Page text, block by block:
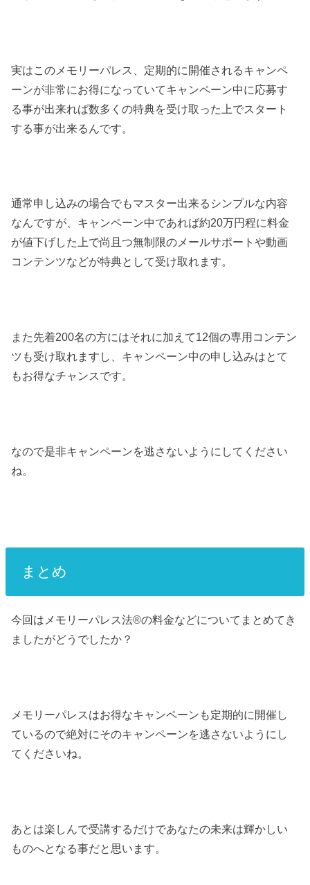
実はこのメモリーパレス、定期的に開催されるキャンペ
ーンが非常にお得になっていてキャンペーン中に応募す
る事が出来れば数多くの特典を受け取った上でスタート
する事が出来るんです。
通常申し込みの場合でもマスター出来るシンプルな内容
なんですが、キャンペーン中であれば約20万円程に料金
が値下げした上で尚且つ無制限のメールサポートや動画
コンテンツなどが特典として受け取れます。
また先着200名の方にはそれに加えて12個の専用コンテン
ツも受け取れますし、キャンペーン中の申し込みはとて
もお得なチャンスです。
なので是非キャンペーンを逃さないようにしてください
ね。
まとめ
今回はメモリーパレス法®︎の料金などについてまとめてき
ましたがどうでしたか？
メモリーパレスはお得なキャンペーンも定期的に開催し
ているので絶対にそのキャンペーンを逃さないようにし
てくださいね。
あとは楽しんで受講するだけであなたの未来は輝かしい
ものへとなる事だと思います。